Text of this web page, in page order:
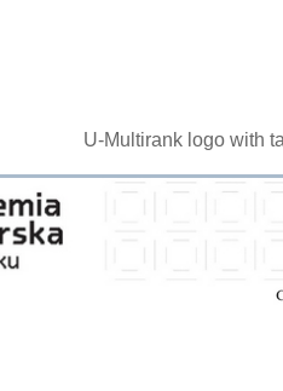
U-Multirank logo with